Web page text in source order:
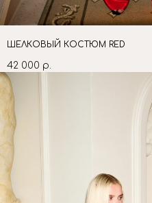
ШЕЛКОВЫЙ КОСТЮМ RED
42 000 р.